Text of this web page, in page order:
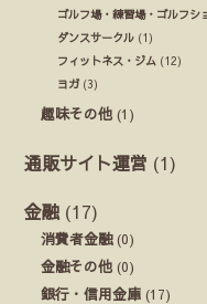
ゴルフ場・練習場・ゴルフシ
ダンスサークル (1)
フィットネス・ジム (12)
ヨガ (3)
趣味その他 (1)
通販サイト運営 (1)
金融 (17)
消費者金融(0)
金融その他 (0)
銀行・信用金庫 (17)